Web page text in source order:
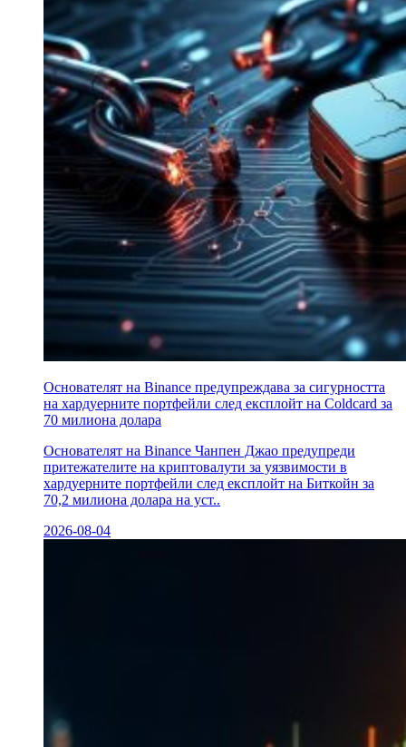
Основателят на Binance предупреждава за сигурността
на хардуерните портфейли след експлойт на Coldcard за
70 милиона долара
Основателят на Binance Чанпен Джао предупреди
притежателите на криптовалути за уязвимости в
хардуерните портфейли след експлойт на Биткойн за
70,2 милиона долара на уст..
2026-08-04